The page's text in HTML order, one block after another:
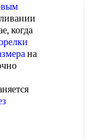
когда
на